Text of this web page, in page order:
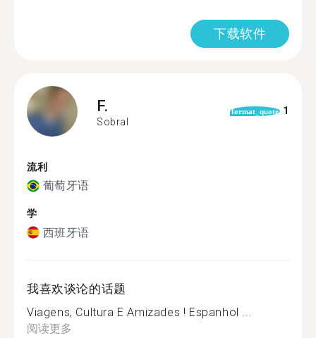
下载软件
F.
Sobral
format_quote 1
流利
葡萄牙语
学
西班牙语
我喜欢谈论的话题
Viagens, Cultura E Amizades ! Espanhol ...
阅读更多